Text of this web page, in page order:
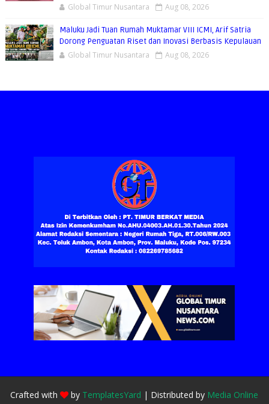
Global Timur Nusantara Aug 08, 2026
Maluku Jadi Tuan Rumah Muktamar VIII ICMI, Arif Satria
Dorong Penguatan Riset dan Inovasi Berbasis Kepulauan
Global Timur Nusantara Aug 08, 2026
Crafted with by TemplatesYard | Distributed by Media Online